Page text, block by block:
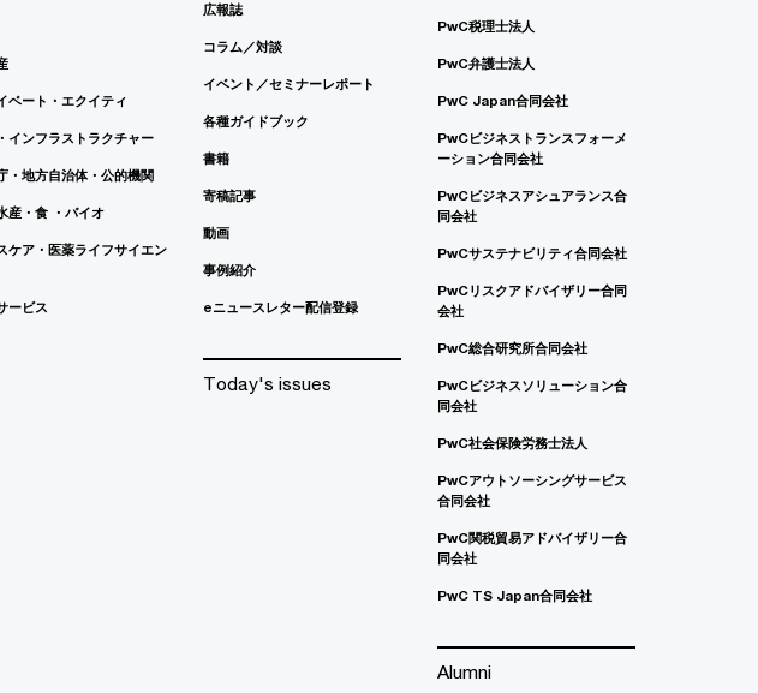
ベート・エクイティ
インフラストラクチャー
・地方自治体・公的機関
産・食 ・バイオ
ケア・医薬ライフサイエン
ービス
広報誌
コラム／対談
イベント／セミナーレポート
各種ガイドブック
書籍
寄稿記事
動画
事例紹介
eニュースレター配信登録
Today's issues
PwC税理士法人
PwC弁護士法人
PwC Japan合同会社
PwCビジネストランスフォーメ
ーション合同会社
PwCビジネスアシュアランス合
同会社
PwCサステナビリティ合同会社
PwCリスクアドバイザリー合同
会社
PwC総合研究所合同会社
PwCビジネスソリューション合
同会社
PwC社会保険労務士法人
PwCアウトソーシングサービス
合同会社
PwC関税貿易アドバイザリー合
同会社
PwC TS Japan合同会社
Alumni